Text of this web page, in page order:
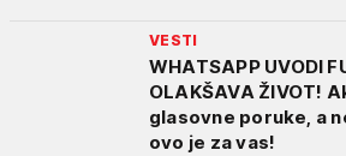
VESTI
WHATSAPP UVODI
OLAKŠAVA ŽIVOT!
glasovne poruke, a
ovo je za vas!